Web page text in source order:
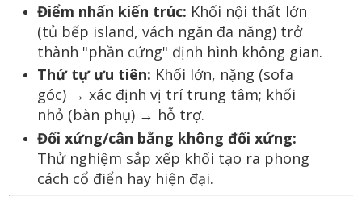
Điểm nhấn kiến trúc: Khối nội thất lớn
(tủ bếp island, vách ngăn đa năng) trở
thành "phần cứng" định hình không gian.
Thứ tự ưu tiên: Khối lớn, nặng (sofa
góc) → xác định vị trí trung tâm; khối
nhỏ (bàn phụ) → hỗ trợ.
Đối xứng/cân bằng không đối xứng:
Thử nghiệm sắp xếp khối tạo ra phong
cách cổ điển hay hiện đại.